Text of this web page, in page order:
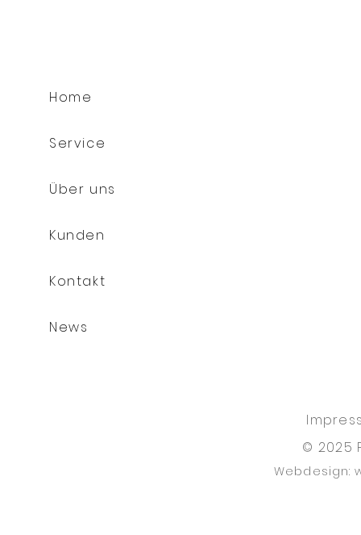
Home
Service
Über uns
Kunden
Kontakt
News
© 2025
Webdesign: